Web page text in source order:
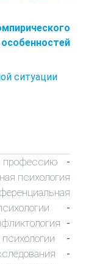
ситуации
-
психология
-
-
-
-